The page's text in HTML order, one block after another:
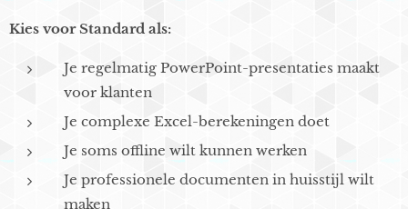
Kies voor Standard als:
Je regelmatig PowerPoint-presentaties maakt
voor klanten
Je complexe Excel-berekeningen doet
Je soms offline wilt kunnen werken
Je professionele documenten in huisstijl wilt
maken